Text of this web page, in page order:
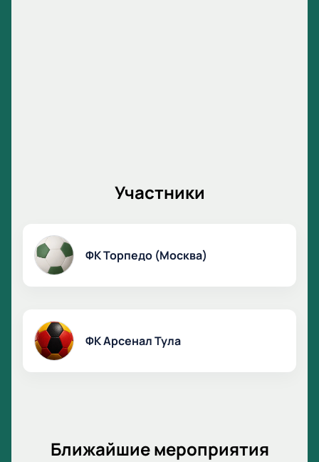
Участники
ФК Торпедо (Москва)
ФК Арсенал Тула
Ближайшие мероприятия